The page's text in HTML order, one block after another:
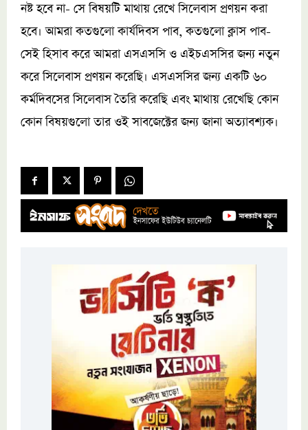
নষ্ট হবে না- সে বিষয়টি মাথায় রেখে সিলেবাস প্রণয়ন করা
হবে। আমরা কতগুলো কার্যদিবস পাব, কতগুলো ক্লাস পাব-
সেই হিসাব করে আমরা এসএসসি ও এইচএসসির জন্য নতুন
করে সিলেবাস প্রণয়ন করেছি। এসএসসির জন্য একটি ৬০
কর্মদিবসের সিলেবাস তৈরি করেছি এবং মাথায় রেখেছি কোন
কোন বিষয়গুলো তার ওই সাবজেক্টের জন্য জানা অত্যাবশ্যক।